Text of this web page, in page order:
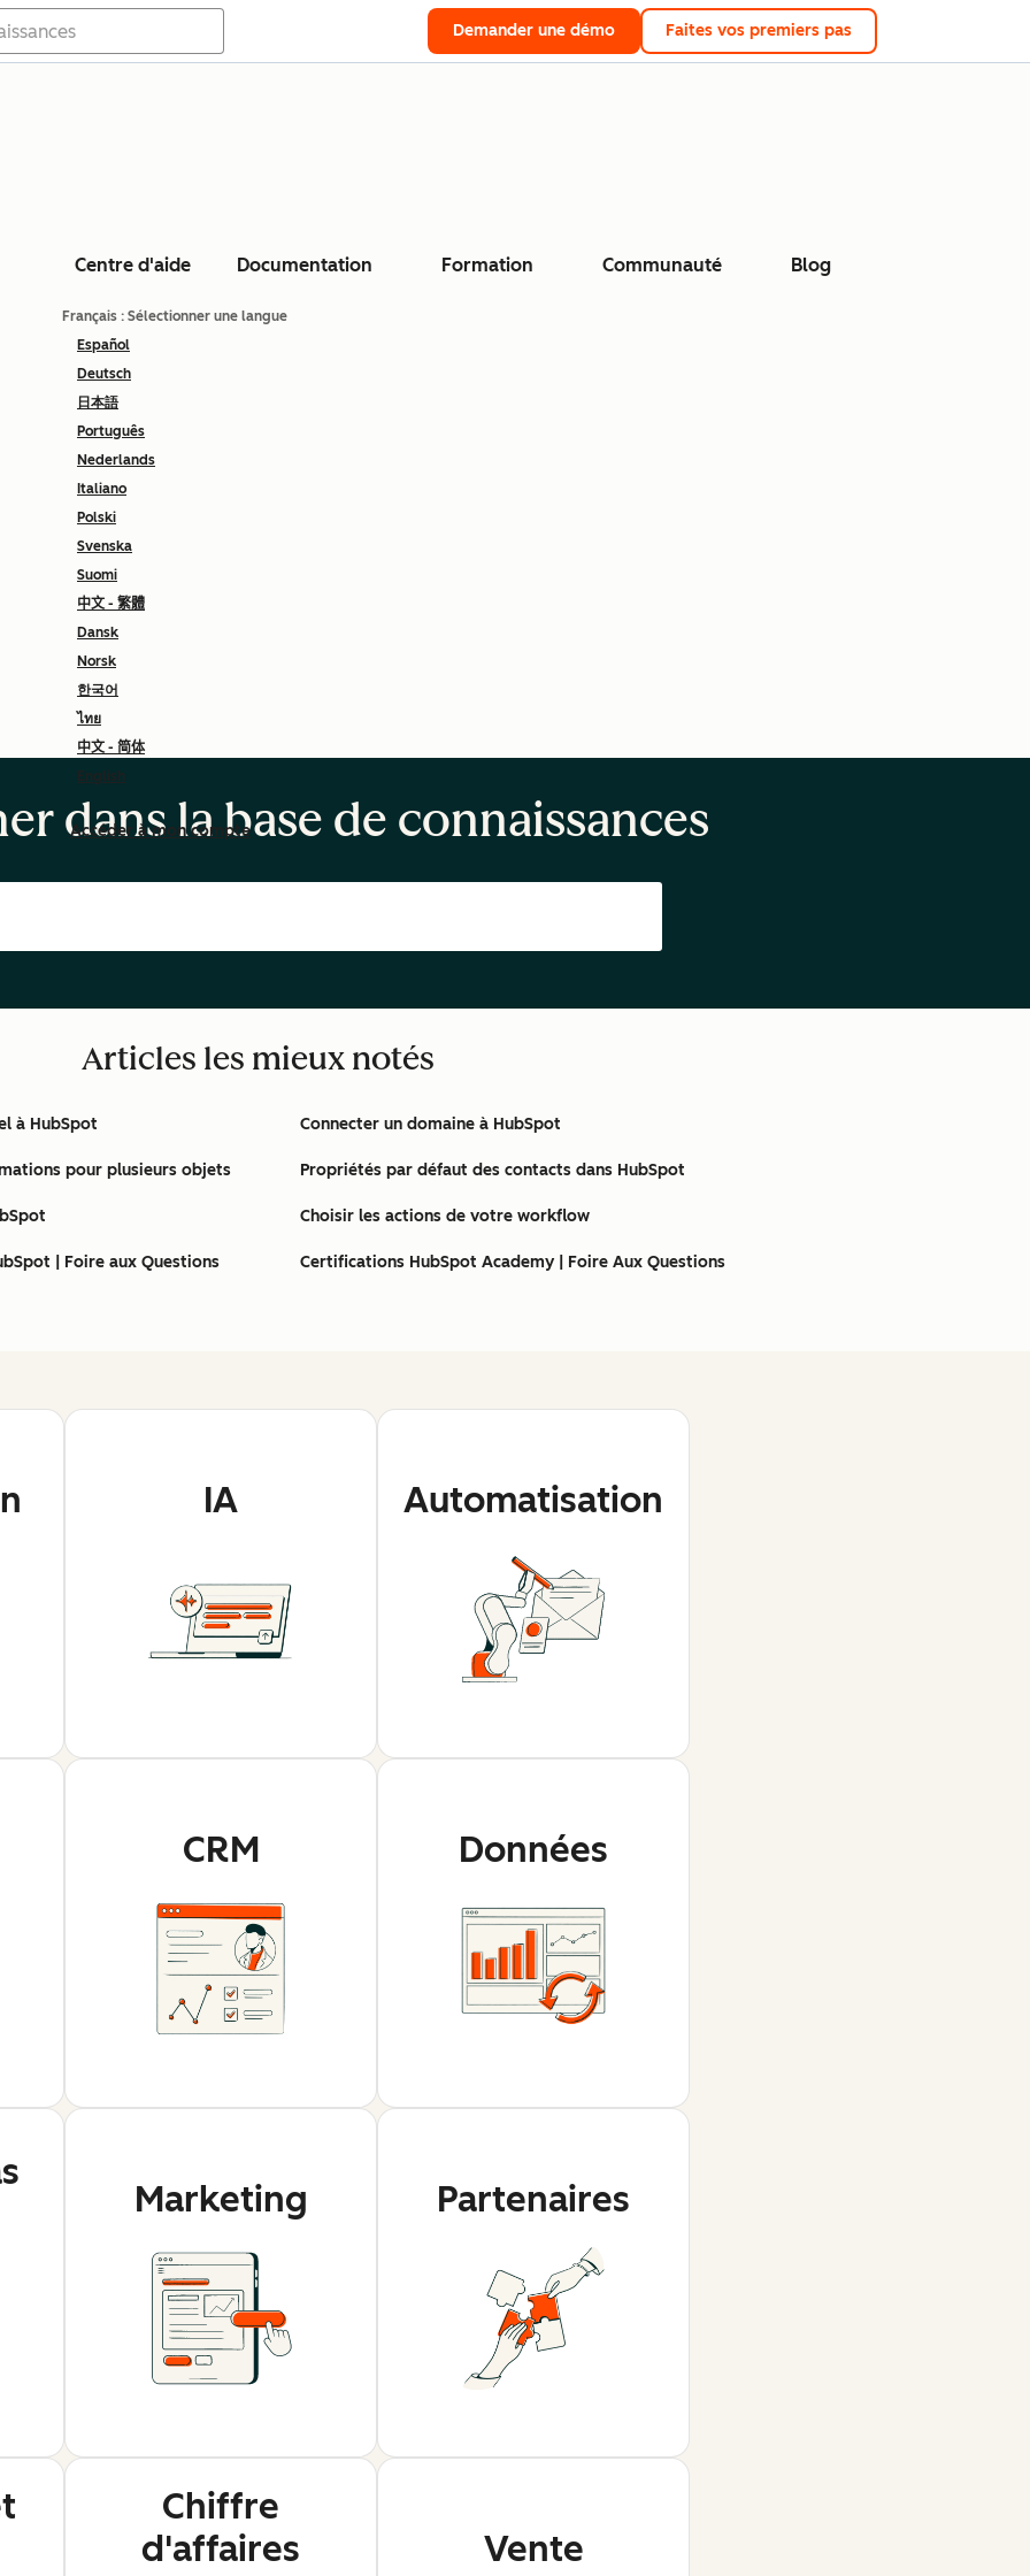
Demander une démo Faites vos premiers pas
Centre d'aide Documentation Formation Communauté Blog
Français : Sélectionner une langue
Español
Deutsch
日本語
Português
Nederlands
Italiano
Polski
Svenska
Suomi
中文 - 繁體
Dansk
Norsk
한국어
ไทย
中文 - 简体
English
Accéder à mon compte
dans la base de connaissances
Articles les mieux notés
à HubSpot
pour plusieurs objets
| Foire aux Questions
Connecter un domaine à HubSpot
Propriétés par défaut des contacts dans HubSpot
Choisir les actions de votre workflow
Certifications HubSpot Academy | Foire Aux Questions
IA Automatisation
CRM Données
Marketing Partenaires
Chiffre
d'affaires
Vente